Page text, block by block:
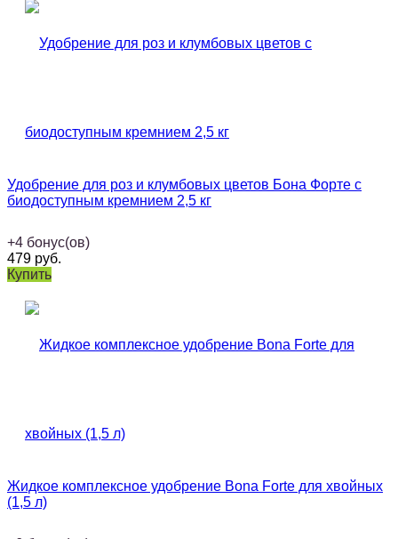
Удобрение для роз и клумбовых цветов Бона Форте с
биодоступным кремнием 2,5 кг
+4 бонус(ов)
479 руб.
Купить
Жидкое комплексное удобрение Bona Forte для хвойных
(1,5 л)